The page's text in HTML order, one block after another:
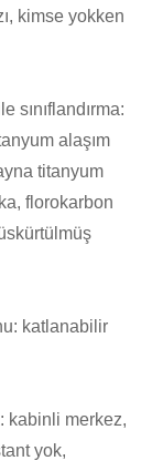
kimse yokken
sınıflandırma:
alaşım
titanyum
florokarbon
katlanabilir
kabinli merkez,
yok,